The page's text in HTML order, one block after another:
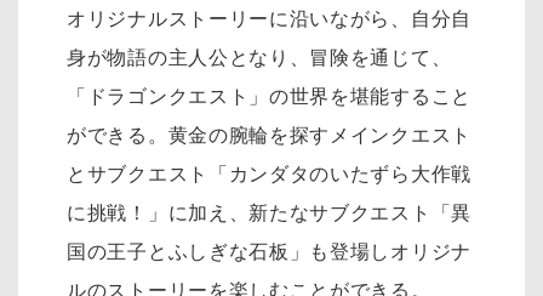
オリジナルストーリーに沿いながら、自分自
身が物語の主人公となり、冒険を通じて、
「ドラゴンクエスト」の世界を堪能すること
ができる。黄金の腕輪を探すメインクエスト
とサブクエスト「カンダタのいたずら大作戦
に挑戦！」に加え、新たなサブクエスト「異
国の王子とふしぎな石板」も登場しオリジナ
ルのストーリーを楽しむことができる。